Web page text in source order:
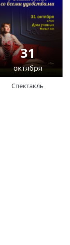
31
октября
Спектакль